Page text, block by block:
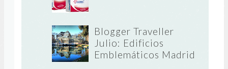
Blogger Traveller
Julio: Edificios
Emblemáticos Madrid